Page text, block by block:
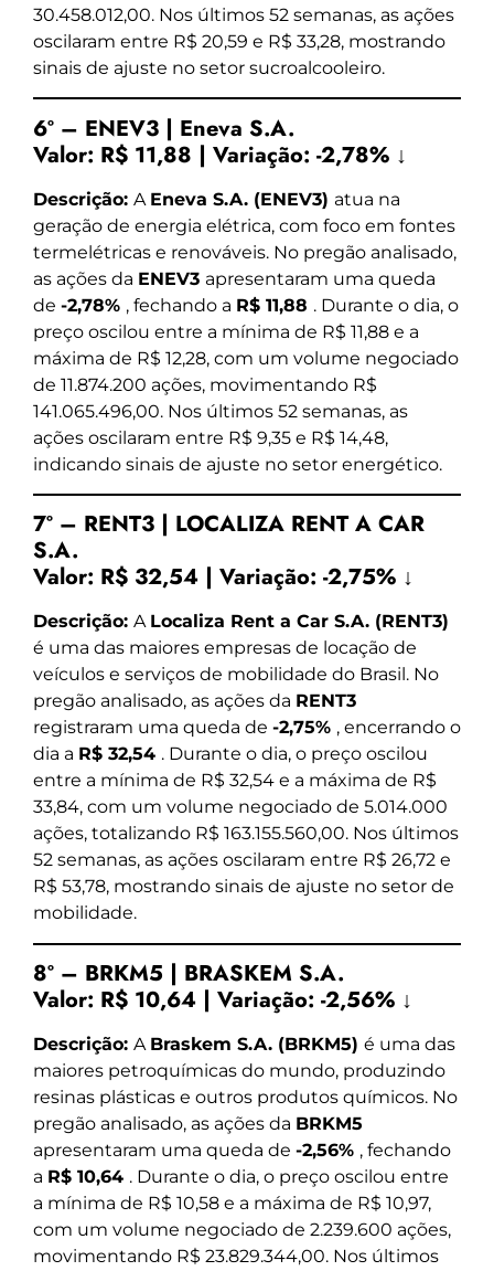
30.458.012,00. Nos últimos 52 semanas, as ações
oscilaram entre R$ 20,59 e R$ 33,28, mostrando
sinais de ajuste no setor sucroalcooleiro.
6º – ENEV3 | Eneva S.A.
Valor: R$ 11,88 | Variação: -2,78% ↓
Descrição: A Eneva S.A. (ENEV3) atua na
geração de energia elétrica, com foco em fontes
termelétricas e renováveis. No pregão analisado,
as ações da ENEV3 apresentaram uma queda
de -2,78% , fechando a R$ 11,88 . Durante o dia, o
preço oscilou entre a mínima de R$ 11,88 e a
máxima de R$ 12,28, com um volume negociado
de 11.874.200 ações, movimentando R$
141.065.496,00. Nos últimos 52 semanas, as
ações oscilaram entre R$ 9,35 e R$ 14,48,
indicando sinais de ajuste no setor energético.
7º – RENT3 | LOCALIZA RENT A CAR
S.A.
Valor: R$ 32,54 | Variação: -2,75% ↓
Descrição: A Localiza Rent a Car S.A. (RENT3)
é uma das maiores empresas de locação de
veículos e serviços de mobilidade do Brasil. No
pregão analisado, as ações da RENT3
registraram uma queda de -2,75% , encerrando o
dia a R$ 32,54 . Durante o dia, o preço oscilou
entre a mínima de R$ 32,54 e a máxima de R$
33,84, com um volume negociado de 5.014.000
ações, totalizando R$ 163.155.560,00. Nos últimos
52 semanas, as ações oscilaram entre R$ 26,72 e
R$ 53,78, mostrando sinais de ajuste no setor de
mobilidade.
8º – BRKM5 | BRASKEM S.A.
Valor: R$ 10,64 | Variação: -2,56% ↓
Descrição: A Braskem S.A. (BRKM5) é uma das
maiores petroquímicas do mundo, produzindo
resinas plásticas e outros produtos químicos. No
pregão analisado, as ações da BRKM5
apresentaram uma queda de -2,56% , fechando
a R$ 10,64 . Durante o dia, o preço oscilou entre
a mínima de R$ 10,58 e a máxima de R$ 10,97,
com um volume negociado de 2.239.600 ações,
movimentando R$ 23.829.344,00. Nos últimos